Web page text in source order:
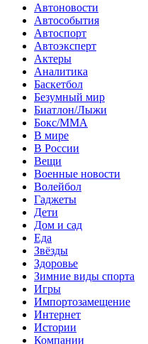
Автоновости
Автособытия
Автоспорт
Автоэксперт
Актеры
Аналитика
Баскетбол
Безумный мир
Биатлон/Лыжи
Бокс/MMA
В мире
В России
Вещи
Военные новости
Волейбол
Гаджеты
Дети
Дом и сад
Еда
Звёзды
Здоровье
Зимние виды спорта
Игры
Импортозамещение
Интернет
Истории
Компании